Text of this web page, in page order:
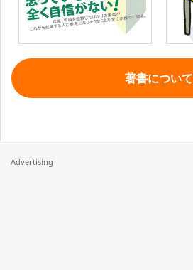
著書について
Advertising